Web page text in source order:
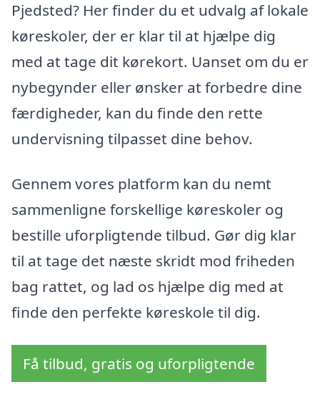
Pjedsted? Her finder du et udvalg af lokale
køreskoler, der er klar til at hjælpe dig
med at tage dit kørekort. Uanset om du er
nybegynder eller ønsker at forbedre dine
færdigheder, kan du finde den rette
undervisning tilpasset dine behov.
Gennem vores platform kan du nemt
sammenligne forskellige køreskoler og
bestille uforpligtende tilbud. Gør dig klar
til at tage det næste skridt mod friheden
bag rattet, og lad os hjælpe dig med at
finde den perfekte køreskole til dig.
Få tilbud, gratis og uforpligtende